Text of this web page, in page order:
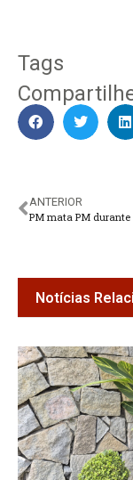
Tags
ANTERIOR
Notícias